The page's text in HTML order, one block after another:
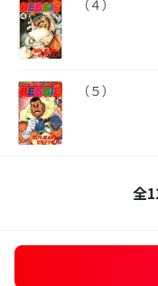
（４）
（５）
全